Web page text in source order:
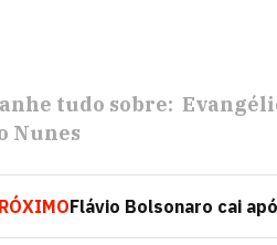
tudo sobre:
Nunes
Flávio Bolsonaro cai